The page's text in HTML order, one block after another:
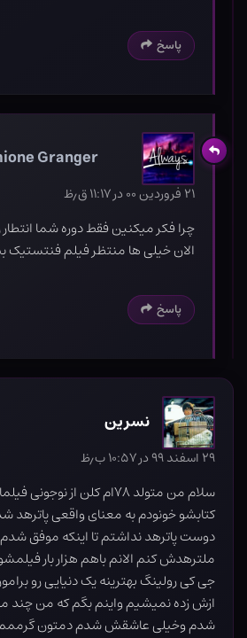
پاسخ
Granger
۲۱ فروردین ۰۰ در ۱۱:۱۷ ق٫ظ
چرا فکر میکنین فقط دوره شما انتطار
الان خیلی ها منتظر فیلم فنتستیک بیتس 3
پاسخ
نسرین
۲۹ اسفند ۹۹ در ۱۰:۵۷ ب٫ظ
سلام من متولد ۷۸ام کلن از
کتابشو خونودم به معنای واقعی
دوست پاترهد نداشتم تا اینکه موفق شدم
ملترهدش کنم الانم باهم هزار بار
جی کی رولینگ بهترینه یک دنیایی رو
ازش زده نمیشیم واینم بگم که من چند
شدم وخیلی عاشقش شدم دمتون